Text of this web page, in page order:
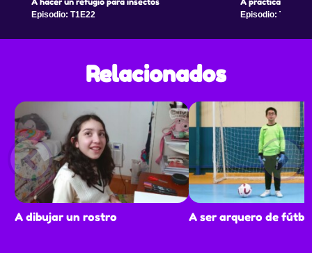
Episodio: T1E22 Episodio: T1E23
Relacionados
A dibujar un rostro A ser arquero de